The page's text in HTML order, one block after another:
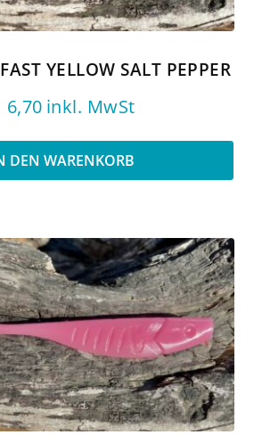
YELLOW SALT PEPPER
6,70 inkl. MwSt
DEN WARENKORB